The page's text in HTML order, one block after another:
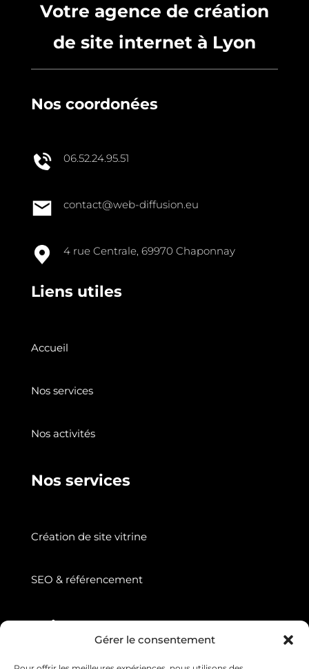
Gérer le consentement
Votre agence de création
de site internet à Lyon
Nos coordonées
06.52.24.95.51
contact@web-diffusion.eu
4 rue Centrale, 69970 Chaponnay
Liens utiles
Accueil
Nos services
Nos activités
Nos services
Création de site vitrine
SEO & référencement
Suivez nous